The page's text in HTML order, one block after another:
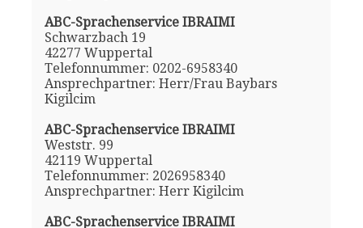
ABC-Sprachenservice IBRAIMI
Schwarzbach 19
42277 Wuppertal
Telefonnummer: 0202-6958340
Ansprechpartner: Herr/Frau Baybars
Kigilcim
ABC-Sprachenservice IBRAIMI
Weststr. 99
42119 Wuppertal
Telefonnummer: 2026958340
Ansprechpartner: Herr Kigilcim
ABC-Sprachenservice IBRAIMI